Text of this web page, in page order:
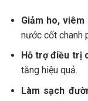
Giảm ho, viêm
nước cốt chanh
Hỗ trợ điều trị
tăng hiệu quả.
Làm sạch